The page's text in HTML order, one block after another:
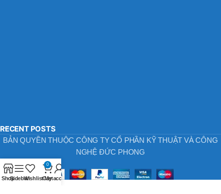
RECENT POSTS
BẢN QUYỀN THUỘC CÔNG TY CỔ PHẦN KỸ THUẬT VÀ CÔNG
NGHỆ ĐỨC PHONG
ShopSidebarWishlist
0
Cart
My account